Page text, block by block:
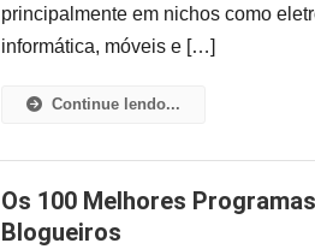
principalmente em nichos como
informática, móveis e […]
Continue lendo...
Os 100 Melhores Programas de Afiliados para
Blogueiros